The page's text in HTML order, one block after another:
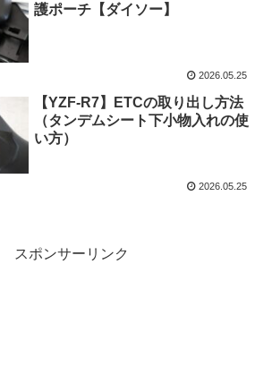
護ポーチ【ダイソー】
2026.05.25
【YZF-R7】ETCの取り出し方法
（タンデムシート下小物入れの使
い方）
2026.05.25
スポンサーリンク